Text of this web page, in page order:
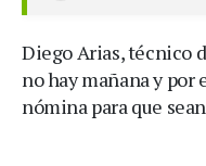
Diego Arias, técnico
no hay mañana y por
nómina para que